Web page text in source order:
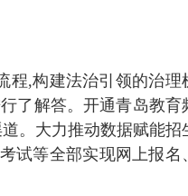
程,构建法治引领的治理
了解答。开通青岛教育
。大力推动数据赋能招
试等全部实现网上报名、